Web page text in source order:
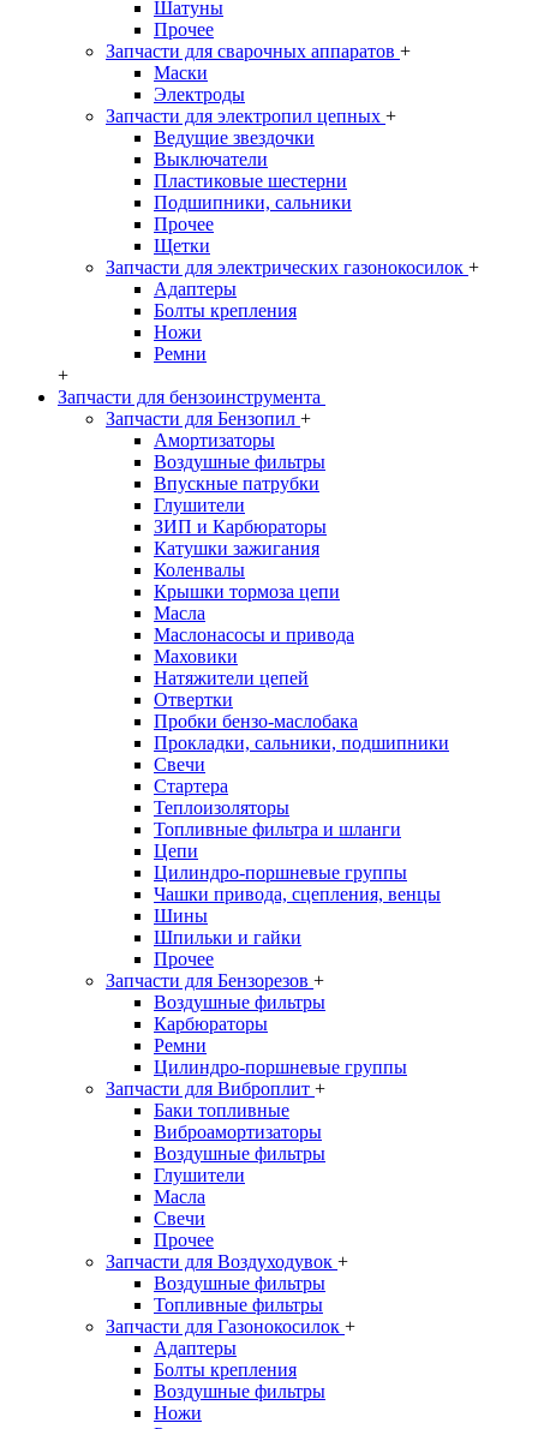
Шатуны
Прочее
Запчасти для сварочных аппаратов +
Маски
Электроды
Запчасти для электропил цепных +
Ведущие звездочки
Выключатели
Пластиковые шестерни
Подшипники, сальники
Прочее
Щетки
Запчасти для электрических газонокосилок +
Адаптеры
Болты крепления
Ножи
Ремни
+
Запчасти для бензоинструмента
Запчасти для Бензопил +
Амортизаторы
Воздушные фильтры
Впускные патрубки
Глушители
ЗИП и Карбюраторы
Катушки зажигания
Коленвалы
Крышки тормоза цепи
Масла
Маслонасосы и привода
Маховики
Натяжители цепей
Отвертки
Пробки бензо-маслобака
Прокладки, сальники, подшипники
Свечи
Стартера
Теплоизоляторы
Топливные фильтра и шланги
Цепи
Цилиндро-поршневые группы
Чашки привода, сцепления, венцы
Шины
Шпильки и гайки
Прочее
Запчасти для Бензорезов +
Воздушные фильтры
Карбюраторы
Ремни
Цилиндро-поршневые группы
Запчасти для Виброплит +
Баки топливные
Виброамортизаторы
Воздушные фильтры
Глушители
Масла
Свечи
Прочее
Запчасти для Воздуходувок +
Воздушные фильтры
Топливные фильтры
Запчасти для Газонокосилок +
Адаптеры
Болты крепления
Воздушные фильтры
Ножи